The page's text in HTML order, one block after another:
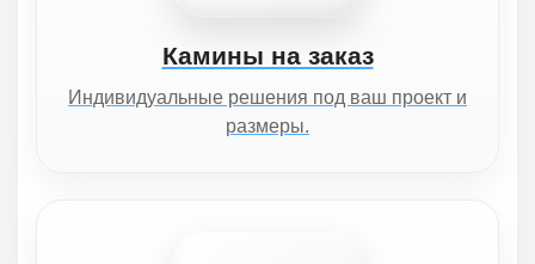
Камины на заказ
Индивидуальные решения под ваш проект и
размеры.